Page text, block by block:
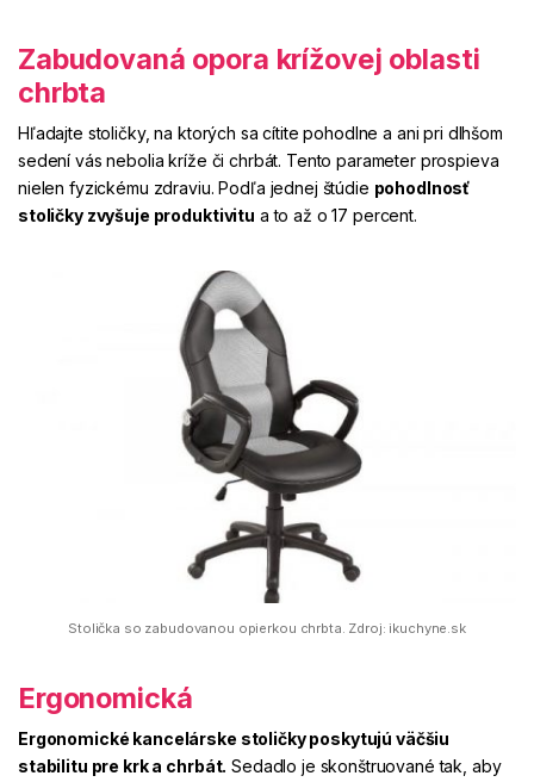
Zabudovaná opora krížovej oblasti
chrbta
Hľadajte stoličky, na ktorých sa cítite pohodlne a ani pri dlhšom
sedení vás nebolia kríže či chrbát. Tento parameter prospieva
nielen fyzickému zdraviu. Podľa jednej štúdie pohodlnosť
stoličky zvyšuje produktivitu a to až o 17 percent.
Stolička so zabudovanou opierkou chrbta. Zdroj: ikuchyne.sk
Ergonomická
Ergonomické kancelárske stoličky poskytujú väčšiu
stabilitu pre krk a chrbát. Sedadlo je skonštruované tak, aby